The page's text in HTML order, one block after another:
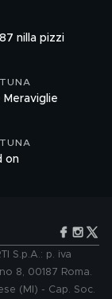
nilla pizzi
Meraviglie
on
S.p.A.: p. iva
8, 00187 Roma.
(MI) - Cap. Soc.